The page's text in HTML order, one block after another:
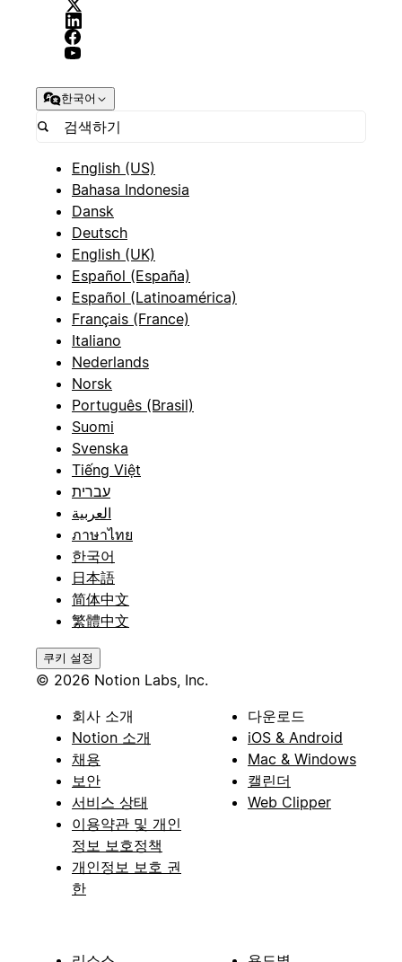
한국어
English (US)
Bahasa Indonesia
Dansk
Deutsch
English (UK)
Español (España)
Español (Latinoamérica)
Français (France)
Italiano
Nederlands
Norsk
Português (Brasil)
Suomi
Svenska
Tiếng Việt
עברית
العربية
ภาษาไทย
한국어
日本語
简体中文
繁體中文
쿠키 설정
© 2026 Notion Labs, Inc.
회사 소개
Notion 소개
채용
보안
서비스 상태
이용약관 및 개인
정보 보호정책
개인정보 보호 권
한
다운로드
iOS & Android
Mac & Windows
캘린더
Web Clipper